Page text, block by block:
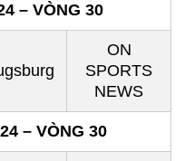
– VÒNG 30
ON
SPORTS
NEWS
– VÒNG 30